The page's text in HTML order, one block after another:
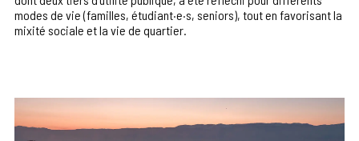
modes de vie (familles, étudiant·e·s, seniors), tout en favorisant la
mixité sociale et la vie de quartier.